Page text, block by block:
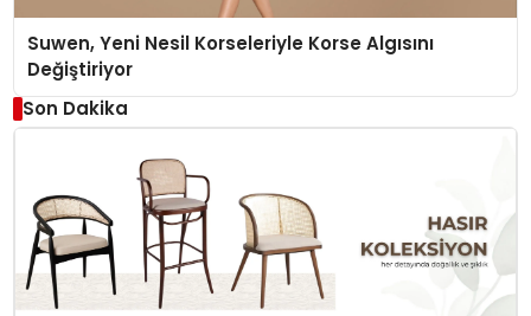
Suwen, Yeni Nesil Korseleriyle Korse Algısını
Değiştiriyor
Son Dakika